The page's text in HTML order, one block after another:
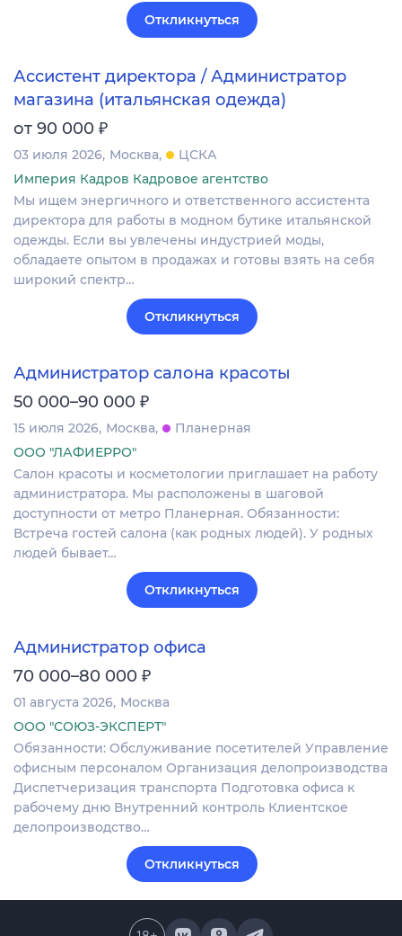
Откликнуться
Ассистент директора / Администратор
магазина (итальянская одежда)
от 90 000 ₽
03 июля 2026 Москва
ЦСКА
Империя Кадров Кадровое агентство
Мы ищем энергичного и ответственного ассистента
директора для работы в модном бутике итальянской
одежды. Если вы увлечены индустрией моды,
обладаете опытом в продажах и готовы взять на себя
широкий спектр…
Откликнуться
Администратор салона красоты
50 000–90 000 ₽
15 июля 2026 Москва
Планерная
ООО "ЛАФИЕРРО"
Салон красоты и косметологии приглашает на работу
администратора. Мы расположены в шаговой
доступности от метро Планерная. Обязанности:
Встреча гостей салона (как родных людей). У родных
людей бывает…
Откликнуться
Администратор офиса
70 000–80 000 ₽
01 августа 2026 Москва
ООО "СОЮЗ-ЭКСПЕРТ"
Обязанности: Обслуживание посетителей Управление
офисным персоналом Организация делопроизводства
Диспетчеризация транспорта Подготовка офиса к
рабочему дню Внутренний контроль Клиентское
делопроизводство…
Откликнуться